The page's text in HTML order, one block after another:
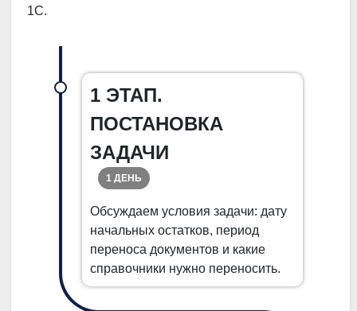
1С.
1 ЭТАП.
ПОСТАНОВКА
ЗАДАЧИ
1 ДЕНЬ
Обсуждаем условия задачи: дату
начальных остатков, период
переноса документов и какие
справочники нужно переносить.